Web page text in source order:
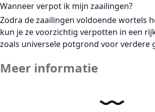
Wanneer verpot ik mijn zaailingen?
Zodra de zaailingen voldoende wortels
kun je ze voorzichtig verpotten in een
zoals universele potgrond voor verdere
Meer informatie